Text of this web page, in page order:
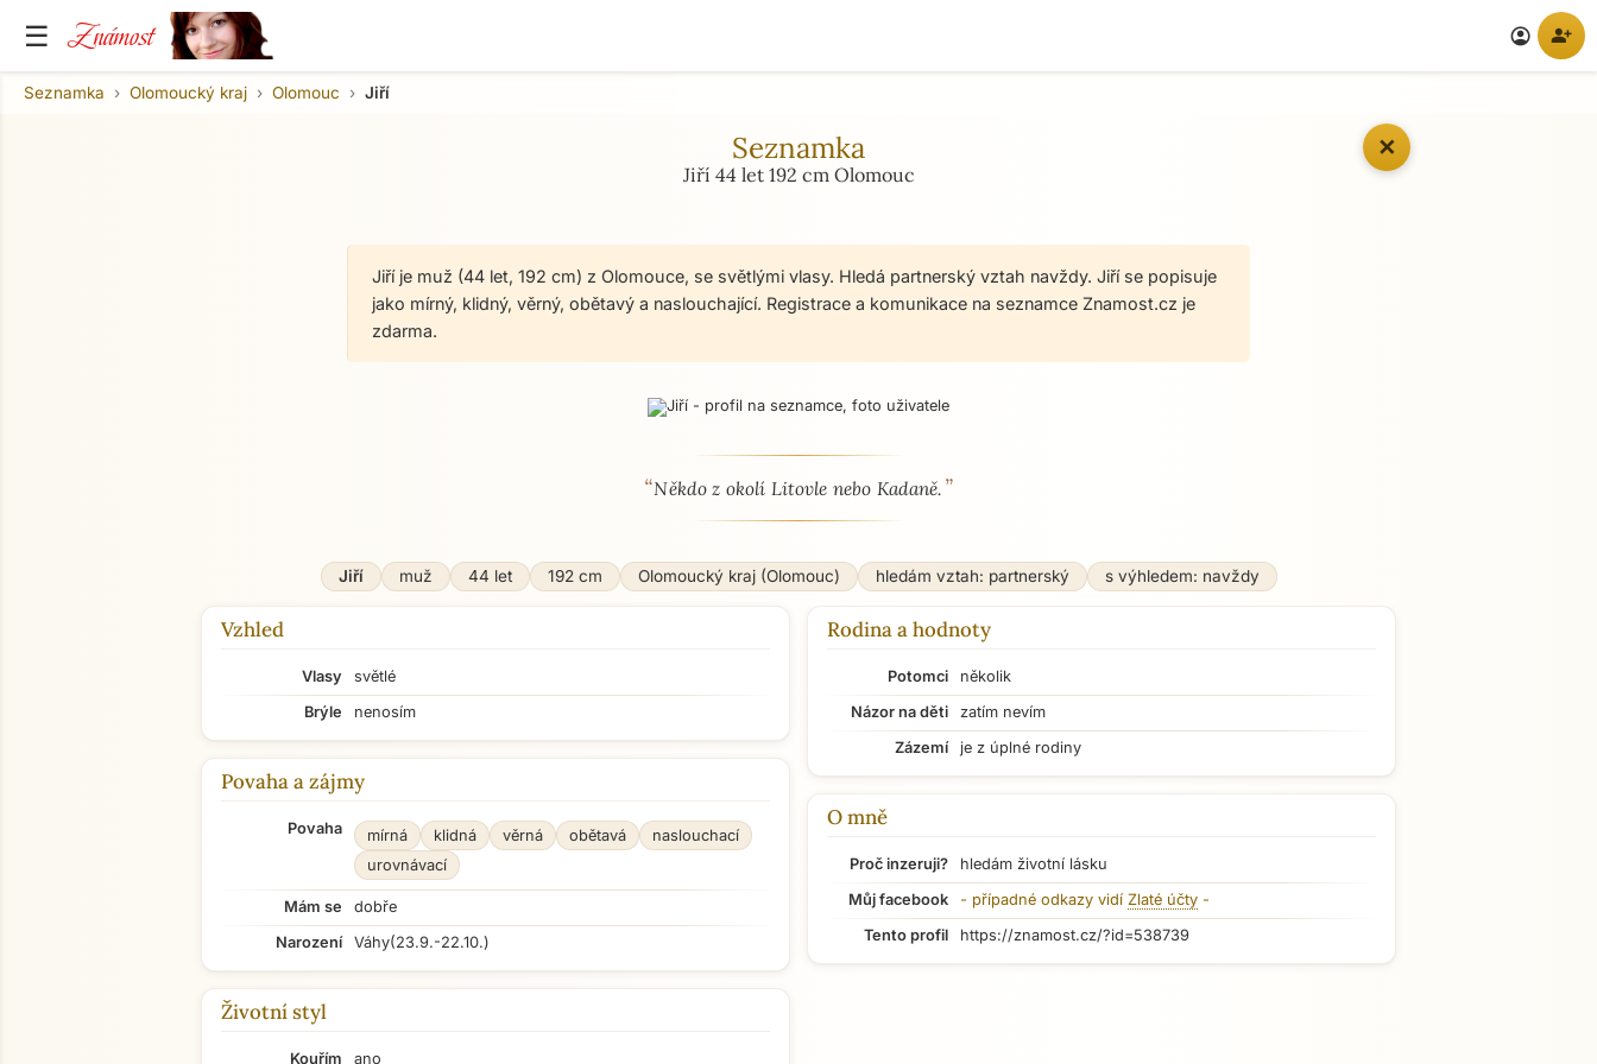
☰ Známost account_circle person_add
✕
Seznamka Olomoucký kraj Olomouc Jiří
Seznamka
Jiří 44 let 192 cm Olomouc
Jiří je muž (44 let, 192 cm) z Olomouce, se světlými vlasy. Hledá partnerský vztah navždy. Jiří se popisuje
jako mírný, klidný, věrný, obětavý a naslouchající. Registrace a komunikace na seznamce Znamost.cz je
zdarma.
O mně - seznamka profil
“Někdo z okolí Litovle nebo Kadaně. ”
Jiří muž 44 let 192 cm Olomoucký kraj (Olomouc) hledám vztah: partnerský s výhledem: navždy
Vzhled
Vlasy
světlé
Brýle
nenosím
Povaha a zájmy
Povaha mírná klidná věrná obětavá
naslouchací
urovnávací
Mám se
dobře
Narození
Váhy(23.9.-22.10.)
Životní styl
Kouřím
ano
Rodina a hodnoty
Potomci
několik
Názor na děti
zatím nevím
Zázemí
je z úplné rodiny
O mně
Proč inzeruji?
hledám životní lásku
Můj facebook
- případné odkazy vidí Zlaté účty -
Tento profil
https://znamost.cz/?id=538739